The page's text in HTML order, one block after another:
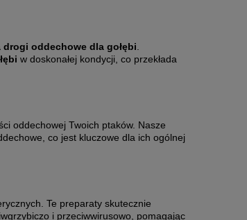
oddechowe dla gołębi
w doskonałej kondycji, co przekłada
oddechowej Twoich ptaków. Nasze
co jest kluczowe dla ich ogólnej
Te preparaty skutecznie
i przeciwwirusowo, pomagając